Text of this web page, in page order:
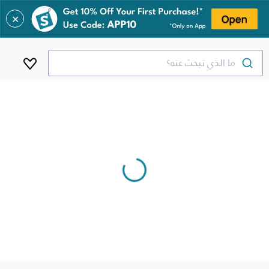
✕
ما الذي تبحث عنه؟